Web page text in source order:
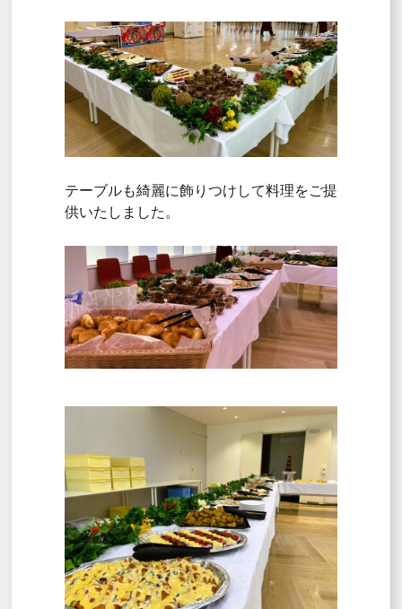
テーブルも綺麗に飾りつけして料理をご提
供いたしました。